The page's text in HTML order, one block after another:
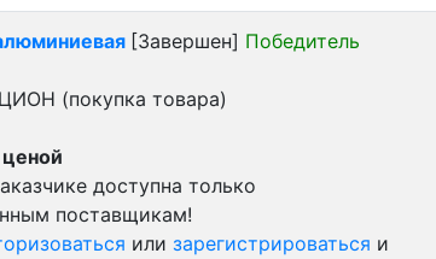
[Завершен] Победитель
(покупка товара)
доступна только
поставщикам!
или зарегистрироваться и